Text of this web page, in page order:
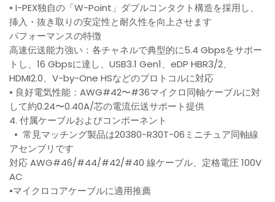
• I-PEX独自の「W-Point」ダブルコンタクト構造を採用し、
挿入・抜き取りの安定性と耐久性を向上させます
パフォーマンスの特徴
高速伝送能力強い：各チャネルで典型的に5.4 Gbpsをサポー
トし、16 Gbpsに達し、USB3.1 Gen1、eDP HBR3/2、
HDMI2.0、V-by-One HSなどのプロトコルに対応
• 良好電気性能：AWG#42〜#36マイクロ同軸ケーブルに対
して約0.24〜0.40A/芯の電流伝送サポート提供
4. 付属ケーブルおよびコンポーネント
• 常見マッチング製品は20380-R30T-06ミニチュア同軸線
アセンブリです
対応 AWG#46/#44/#42/#40 線ケーブル、定格電圧 100V
AC
•マイクロコアケーブルに適用推薦